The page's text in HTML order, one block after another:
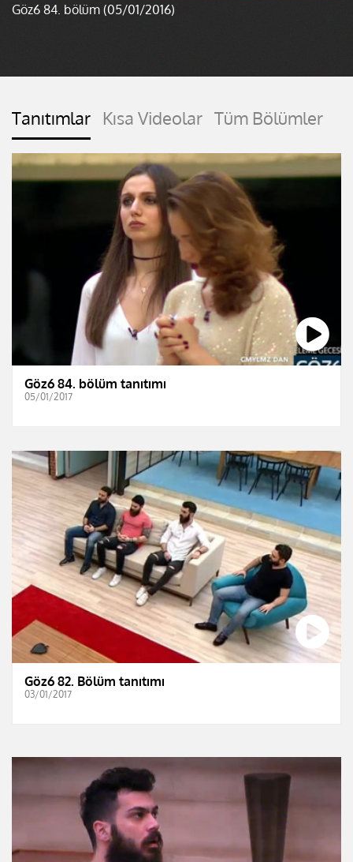
Göz6 84. bölüm (05/01/2016)
Tanıtımlar Kısa Videolar Tüm Bölümler
Göz6 84. bölüm tanıtımı
05/01/2017
Göz6 82. Bölüm tanıtımı
03/01/2017